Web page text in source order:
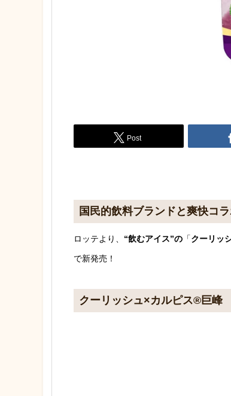
Post
国民的飲料ブランドと爽快コ
ロッテより、 “飲むアイス”の 「クーリッ
で新発売！
クーリッシュ×カルピス®巨峰